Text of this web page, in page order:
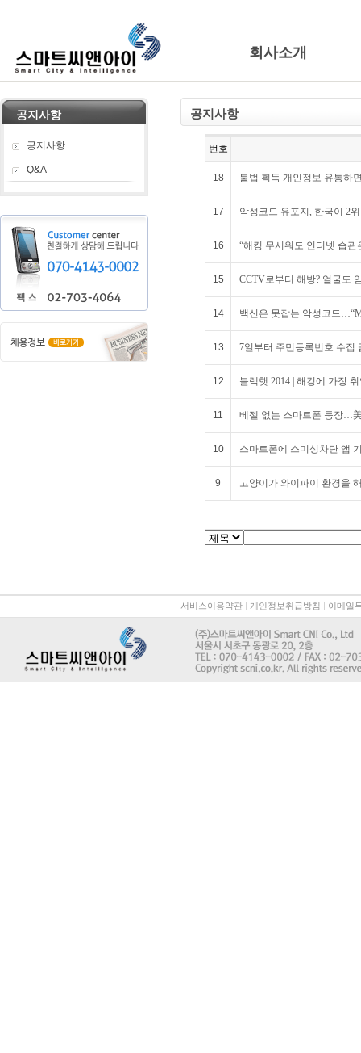
회사소개
공지사항
공지사항
Q&A
공지사항
번호
18 불법 획득 개인정보 유통하
17 악성코드 유포지, 한국이 2위
16 “해킹 무서워도 인터넷 습관
15 CCTV로부터 해방? 얼굴도
14 백신은 못잡는 악성코드
13 7일부터 주민등록번호 수집
12 블랙햇 2014 | 해킹에 가장
11 베젤 없는 스마트폰 등장…
10 스마트폰에 스미싱차단 앱
9 고양이가 와이파이 환경을
서비스이용약관 | 개인정보취급방침 | 이메일